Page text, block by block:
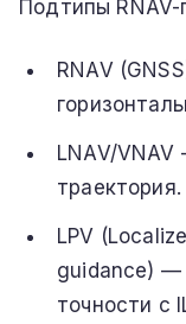
Подтипы RNAV-
RNAV
LNAV/
траектория.
LPV
guidance) —
точности с